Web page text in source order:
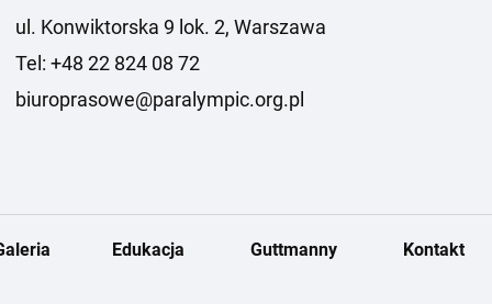
ul. Konwiktorska 9 lok. 2, Warszawa
Tel: +48 22 824 08 72
biuroprasowe@paralympic.org.pl
Edukacja Guttmanny Kontakt